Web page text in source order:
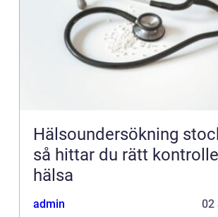
Hälsoundersökning
så hittar du rätt
hälsa
admin 02